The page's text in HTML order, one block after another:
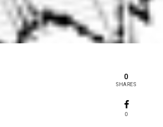
0
SHARES
0